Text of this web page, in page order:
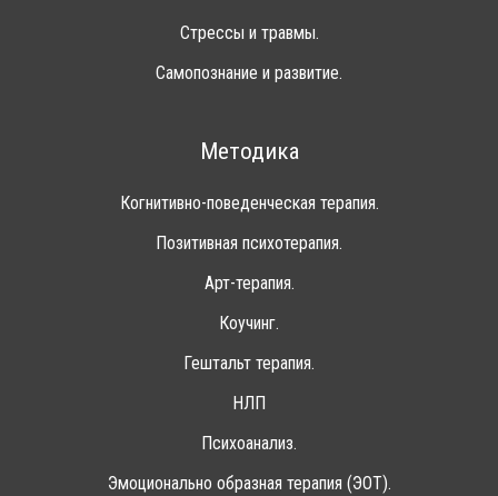
Стрессы и травмы.
Самопознание и развитие.
Методика
Когнитивно-поведенческая терапия.
Позитивная психотерапия.
Арт-терапия.
Коучинг.
Гештальт терапия.
НЛП
Психоанализ.
Эмоционально образная терапия (ЭОТ).